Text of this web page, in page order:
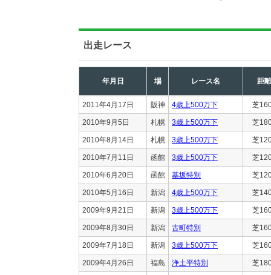
出走レース
年月日 場 レース名 距離
2011年4月17日 阪神 4歳上500万下 芝
2010年9月5日 札幌 3歳上500万下 芝
2010年8月14日 札幌 3歳上500万下 芝
2010年7月11日 函館 3歳上500万下 芝
2010年6月20日 函館 基坂特別 芝
2010年5月16日 新潟 4歳上500万下 芝
2009年9月21日 新潟 3歳上500万下 芝
2009年8月30日 新潟 古町特別 芝
2009年7月18日 新潟 3歳上500万下 芝
2009年4月26日 福島 浄土平特別 芝